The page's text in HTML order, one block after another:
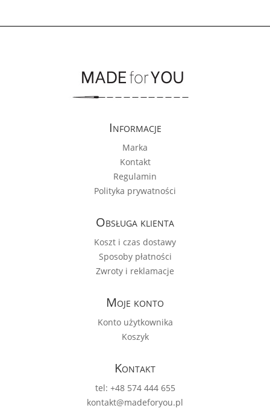
Informacje
Marka
Kontakt
Regulamin
Polityka prywatności
Obsługa klienta
Koszt i czas dostawy
Sposoby płatności
Zwroty i reklamacje
Moje konto
Konto użytkownika
Koszyk
Kontakt
tel: +48 574 444 655
kontakt@madeforyou.pl